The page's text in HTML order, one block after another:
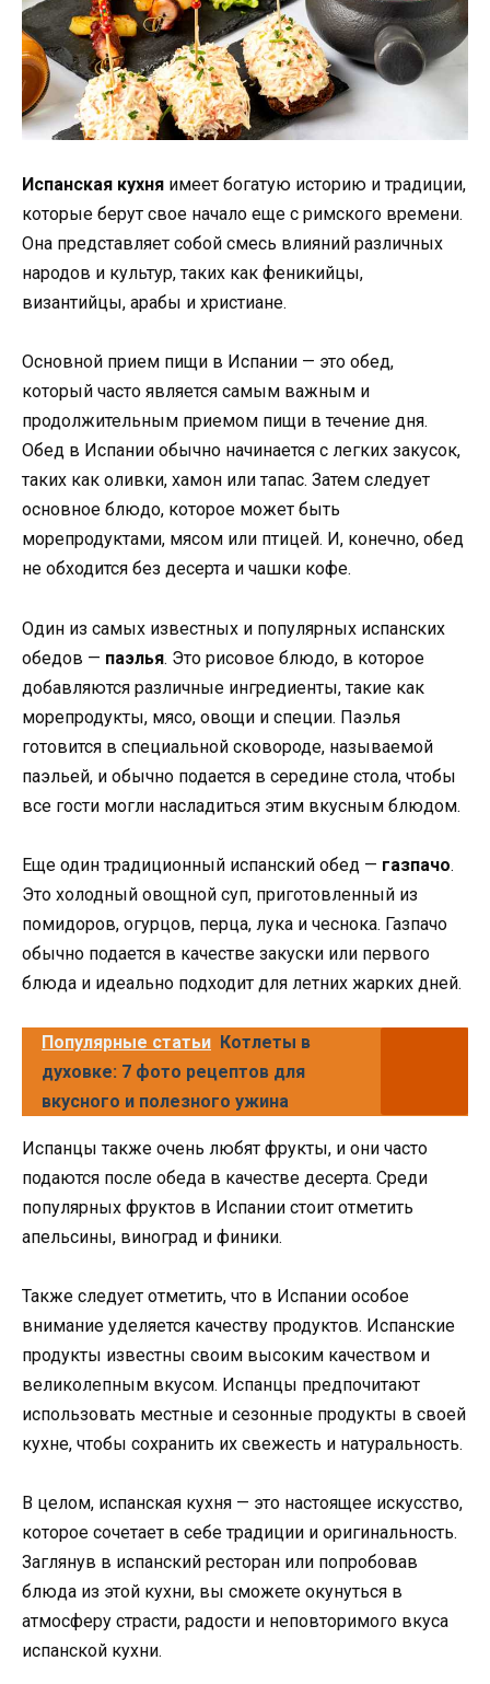
Испанская кухня имеет богатую историю и традиции,
которые берут свое начало еще с римского времени.
Она представляет собой смесь влияний различных
народов и культур, таких как феникийцы,
византийцы, арабы и христиане.
Основной прием пищи в Испании — это обед,
который часто является самым важным и
продолжительным приемом пищи в течение дня.
Обед в Испании обычно начинается с легких закусок,
таких как оливки, хамон или тапас. Затем следует
основное блюдо, которое может быть
морепродуктами, мясом или птицей. И, конечно, обед
не обходится без десерта и чашки кофе.
Один из самых известных и популярных испанских
обедов — паэлья. Это рисовое блюдо, в которое
добавляются различные ингредиенты, такие как
морепродукты, мясо, овощи и специи. Паэлья
готовится в специальной сковороде, называемой
паэльей, и обычно подается в середине стола, чтобы
все гости могли насладиться этим вкусным блюдом.
Еще один традиционный испанский обед — газпачо.
Это холодный овощной суп, приготовленный из
помидоров, огурцов, перца, лука и чеснока. Газпачо
обычно подается в качестве закуски или первого
блюда и идеально подходит для летних жарких дней.
Популярные статьи Котлеты в
духовке: 7 фото рецептов для
вкусного и полезного ужина
Испанцы также очень любят фрукты, и они часто
подаются после обеда в качестве десерта. Среди
популярных фруктов в Испании стоит отметить
апельсины, виноград и финики.
Также следует отметить, что в Испании особое
внимание уделяется качеству продуктов. Испанские
продукты известны своим высоким качеством и
великолепным вкусом. Испанцы предпочитают
использовать местные и сезонные продукты в своей
кухне, чтобы сохранить их свежесть и натуральность.
В целом, испанская кухня — это настоящее искусство,
которое сочетает в себе традиции и оригинальность.
Заглянув в испанский ресторан или попробовав
блюда из этой кухни, вы сможете окунуться в
атмосферу страсти, радости и неповторимого вкуса
испанской кухни.